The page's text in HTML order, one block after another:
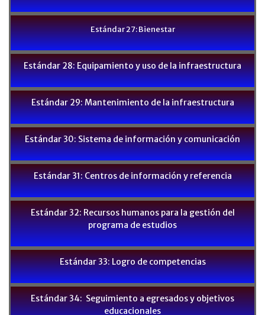
Estándar 27: Bienestar
Estándar 28: Equipamiento y uso de la infraestructura
Estándar 29: Mantenimiento de la infraestructura
Estándar 30: Sistema de información y comunicación
Estándar 31: Centros de información y referencia
Estándar 32: Recursos humanos para la gestión del
programa de estudios
Estándar 33: Logro de competencias
Estándar 34: Seguimiento a egresados y objetivos
educacionales